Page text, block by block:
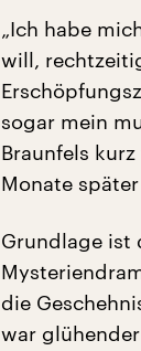
„Ich habe
will,
sogar mein
Braunfels
Monate
Grundlage ist
die
war